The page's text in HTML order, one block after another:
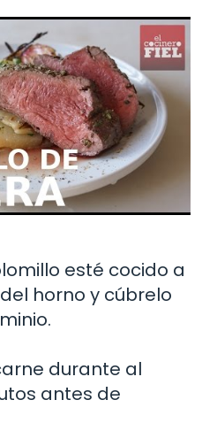
esté cocido a
horno y cúbrelo
durante al
antes de